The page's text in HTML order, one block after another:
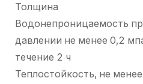
Толщина
Водонепроницаемость
давлении не менее 0,2
течение 2 ч
Теплостойкость, не менее